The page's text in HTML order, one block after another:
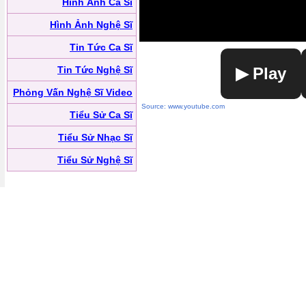
Hình Ảnh Nghệ Sĩ
Tin Tức Ca Sĩ
Tin Tức Nghệ Sĩ
Phỏng Vấn Nghệ Sĩ Video
Tiểu Sử Ca Sĩ
Tiểu Sử Nhạc Sĩ
Tiểu Sử Nghệ Sĩ
▶ Play
Source: www.youtube.com